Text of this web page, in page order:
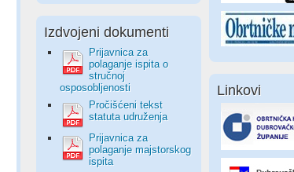
Izdvojeni dokumenti
Prijavnica za
polaganje ispita o
stručnoj
osposobljenosti
Pročišćeni tekst
statuta udruženja
Prijavnica za
polaganje majstorskog
ispita
Linkovi